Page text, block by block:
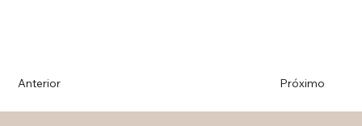
Anterior Próximo